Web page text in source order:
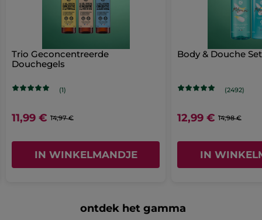
*Zonder sulfaatbevattende tensiden
Artikelnummer: BK256
Trio Geconcentreerde
Douchegels
(1)
11,99 € 14,97 €
IN WINKELMANDJE
Body & Douche
(2492)
12,99 € 14,98 €
IN
ontdek het gamma